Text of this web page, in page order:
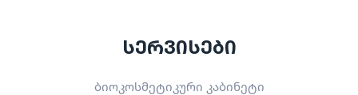
სერვისები
ბიოკოსმეტიკური კაბინეტი